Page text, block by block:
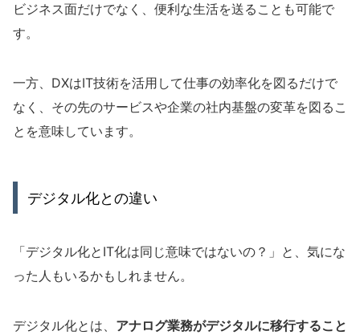
ビジネス面だけでなく、便利な生活を送ることも可能で
す。
一方、DXはIT技術を活用して仕事の効率化を図るだけで
なく、その先のサービスや企業の社内基盤の変革を図るこ
とを意味しています。
デジタル化との違い
「デジタル化とIT化は同じ意味ではないの？」と、気にな
った人もいるかもしれません。
デジタル化とは、 アナログ業務がデジタルに移行すること